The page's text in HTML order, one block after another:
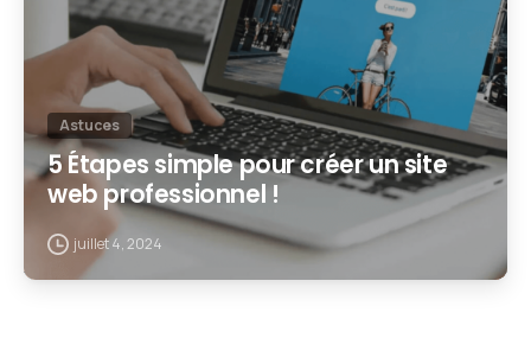
Astuces
5 Étapes simple pour créer un site
web professionnel !
juillet 4, 2024